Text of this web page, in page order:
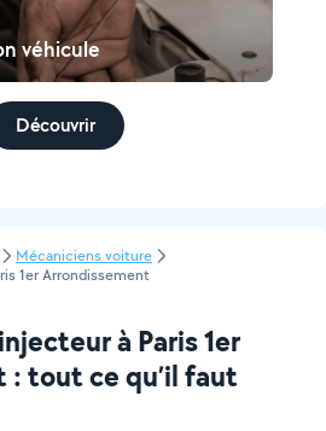
véhicule
Découvrir
Mécaniciens voiture
1er Arrondissement
à Paris 1er
: tout ce qu’il faut